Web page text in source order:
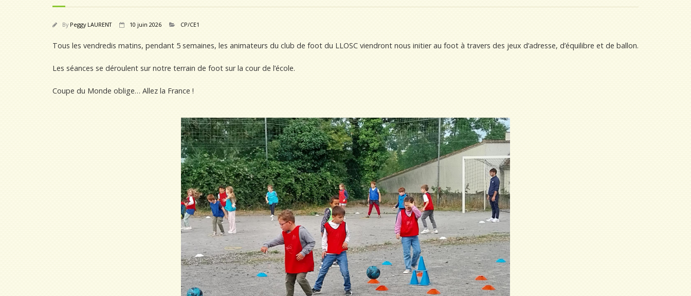
By Peggy LAURENT 10 juin 2026 CP/CE1
Tous les vendredis matins, pendant 5 semaines, les animateurs du club de foot du LLOSC viendront nous initier au foot à travers des jeux d’adresse, d’équilibre et de ballon.
Les séances se déroulent sur notre terrain de foot sur la cour de l’école.
Coupe du Monde oblige… Allez la France !